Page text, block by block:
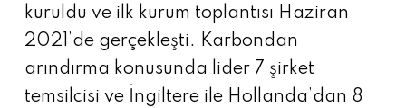
kuruldu ve ilk kurum toplantısı Haziran
2021’de gerçekleşti. Karbondan
arındırma konusunda lider 7 şirket
temsilcisi ve İngiltere ile Hollanda’dan 8